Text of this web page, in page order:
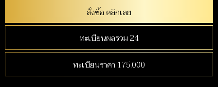
สั่งซื้อ คลิกเลย
ทะเบียนผลรวม 24
ทะเบียนราคา 175,000